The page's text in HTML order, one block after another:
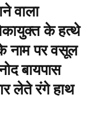
वाला
के हत्थे
नाम पर वसूल
बायपास
लेते रंगे हाथ